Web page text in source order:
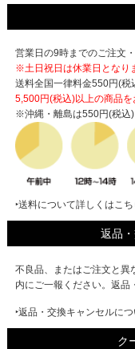
営業日の9時までのご注文
※土日祝日は休業日となり
送料全国一律料金550円(税
5,500円(税込)以上の商品
※沖縄・離島は550円(税込)
‣送料について詳しくはこち
返品
不良品、またはご注文と異
内にご一報ください。返品
‣返品・交換キャンセルに
ク